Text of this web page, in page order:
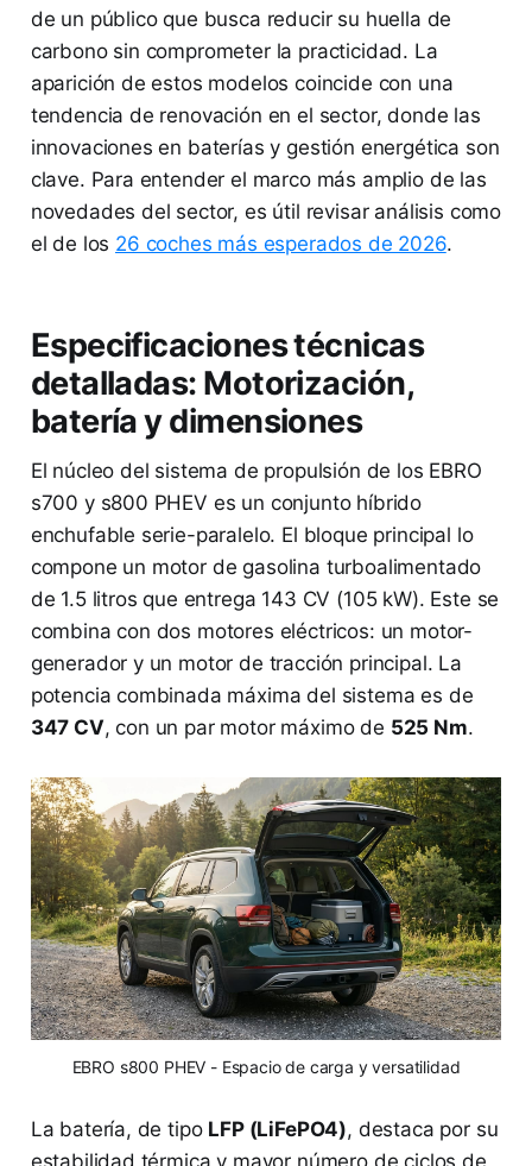
de un público que busca reducir su huella de
carbono sin comprometer la practicidad. La
aparición de estos modelos coincide con una
tendencia de renovación en el sector, donde las
innovaciones en baterías y gestión energética son
clave. Para entender el marco más amplio de las
novedades del sector, es útil revisar análisis como
el de los 26 coches más esperados de 2026.
Especificaciones técnicas
detalladas: Motorización,
batería y dimensiones
El núcleo del sistema de propulsión de los EBRO
s700 y s800 PHEV es un conjunto híbrido
enchufable serie-paralelo. El bloque principal lo
compone un motor de gasolina turboalimentado
de 1.5 litros que entrega 143 CV (105 kW). Este se
combina con dos motores eléctricos: un motor-
generador y un motor de tracción principal. La
potencia combinada máxima del sistema es de
347 CV, con un par motor máximo de 525 Nm.
EBRO s800 PHEV - Espacio de carga y versatilidad
La batería, de tipo LFP (LiFePO4), destaca por su